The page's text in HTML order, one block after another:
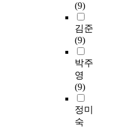
(9)
김준
(9)
박주
영
(9)
정미
숙